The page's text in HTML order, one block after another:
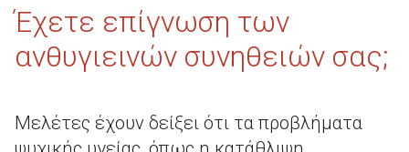
Έχετε επίγνωση των
ανθυγιεινών συνηθειών σας;
Μελέτες έχουν δείξει ότι τα προβλήματα